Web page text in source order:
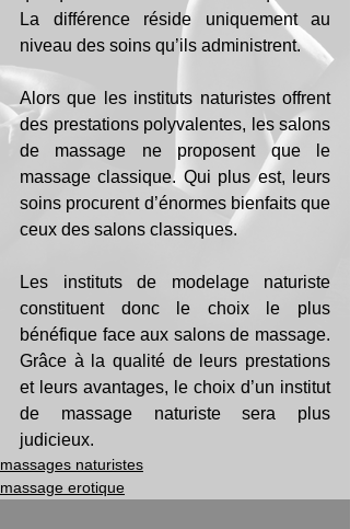
La différence réside uniquement au
niveau des soins qu’ils administrent.
Alors que les instituts naturistes offrent
des prestations polyvalentes, les salons
de massage ne proposent que le
massage classique. Qui plus est, leurs
soins procurent d’énormes bienfaits que
ceux des salons classiques.
Les instituts de modelage naturiste
constituent donc le choix le plus
bénéfique face aux salons de massage.
Grâce à la qualité de leurs prestations
et leurs avantages, le choix d’un institut
de massage naturiste sera plus
judicieux.
massages naturistes
massage erotique